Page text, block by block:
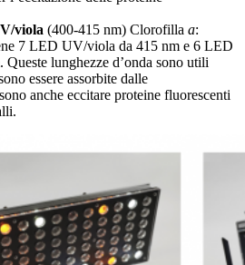
viola (400-415 nm) Clorofilla a:
7 LED UV/viola da 415 nm e 6 LED
lunghezze d’onda sono utili
essere assorbite dalle
anche eccitare proteine ​​fluorescenti